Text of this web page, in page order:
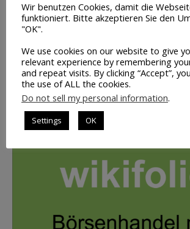
Trading
UNSER PORTFOLIO: BILD ANKLICKEN
Wir benutzen Cookies, damit die
funktioniert. Bitte akzeptieren Sie den
"OK".
We use cookies on our website to give
relevant experience by remembering
and repeat visits. By clicking “Accept”,
the use of ALL the cookies.
Do not sell my personal information.
Settings OK